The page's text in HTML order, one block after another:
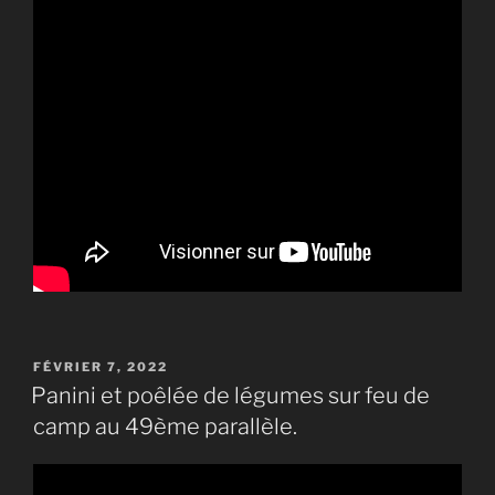
PUBLIÉ
LE
FÉVRIER 7, 2022
Panini et poêlée de légumes sur feu de
camp au 49ème parallèle.